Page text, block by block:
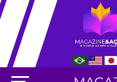
Vá